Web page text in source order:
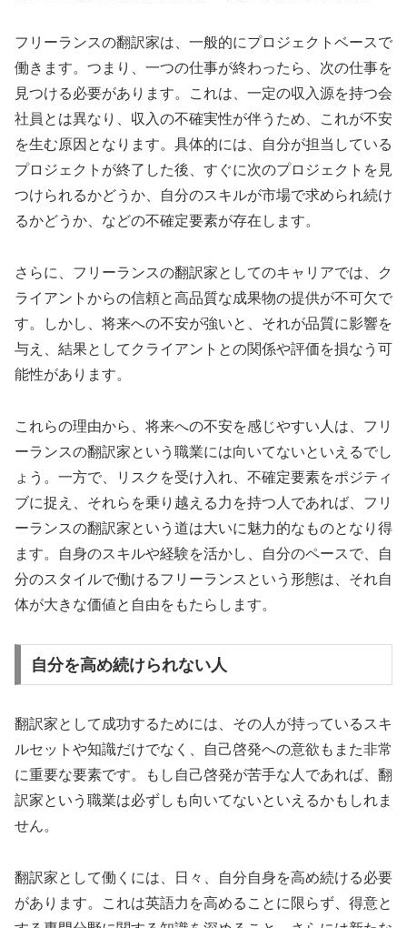
フリーランスの翻訳家は、一般的にプロジェクトベースで
働きます。つまり、一つの仕事が終わったら、次の仕事を
見つける必要があります。これは、一定の収入源を持つ会
社員とは異なり、収入の不確実性が伴うため、これが不安
を生む原因となります。具体的には、自分が担当している
プロジェクトが終了した後、すぐに次のプロジェクトを見
つけられるかどうか、自分のスキルが市場で求められ続け
るかどうか、などの不確定要素が存在します。
さらに、フリーランスの翻訳家としてのキャリアでは、ク
ライアントからの信頼と高品質な成果物の提供が不可欠で
す。しかし、将来への不安が強いと、それが品質に影響を
与え、結果としてクライアントとの関係や評価を損なう可
能性があります。
これらの理由から、将来への不安を感じやすい人は、フリ
ーランスの翻訳家という職業には向いてないといえるでし
ょう。一方で、リスクを受け入れ、不確定要素をポジティ
ブに捉え、それらを乗り越える力を持つ人であれば、フリ
ーランスの翻訳家という道は大いに魅力的なものとなり得
ます。自身のスキルや経験を活かし、自分のペースで、自
分のスタイルで働けるフリーランスという形態は、それ自
体が大きな価値と自由をもたらします。
自分を高め続けられない人
翻訳家として成功するためには、その人が持っているスキ
ルセットや知識だけでなく、自己啓発への意欲もまた非常
に重要な要素です。もし自己啓発が苦手な人であれば、翻
訳家という職業は必ずしも向いてないといえるかもしれま
せん。
翻訳家として働くには、日々、自分自身を高め続ける必要
があります。これは英語力を高めることに限らず、得意と